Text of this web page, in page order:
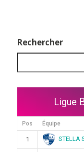
Rechercher
Ligue
Pos Équipe
1 STELLA